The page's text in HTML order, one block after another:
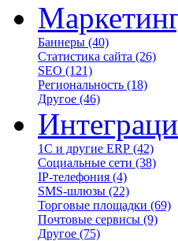
Баннеры (40)
Статистика сайта (26)
SEO (121)
Региональность (18)
Другое (46)
1С и другие ERP (42)
Социальные сети (38)
IP-телефония (4)
SMS-шлюзы (22)
Торговые площадки (69)
Почтовые сервисы (9)
Другое (75)